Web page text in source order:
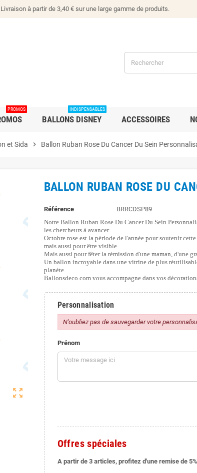
Livraison à partir de 3,40 € sur une large gamme de produits.
PROMOS
BALLONS DISNEY
INDISPENSABLES
ACCESSOIRES
et Sida chevron_right Ballon Ruban Rose Du Cancer Du Sein
zoom_out_map
BALLON RUBAN ROSE DU
Référence
BRRCDSP89
Notre Ballon Ruban Rose Du Cancer Du Sein
les chercheurs à avancer.
Octobre rose est la période de l'année pour soutenir
mais aussi pour être visible.
Mais aussi pour fêter la rémission d'une maman, d'une
Un ballon incroyable dans une vitrine de plus
planète.
Ballonsdeco.com vous accompagne dans vos
Personnalisation
N'oubliez pas de sauvegarder votre
Prénom
Offres spéciales
A partir de 3 articles, profitez d'une remise de